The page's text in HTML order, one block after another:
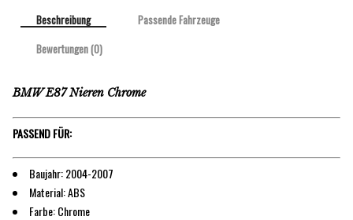
Beschreibung
Passende Fahrzeuge
Bewertungen (0)
BMW E87 Nieren Chrome
PASSEND FÜR:
Baujahr: 2004-2007
Material: ABS
Farbe: Chrome